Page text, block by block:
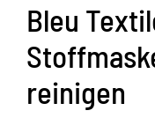
Bleu
reinigen